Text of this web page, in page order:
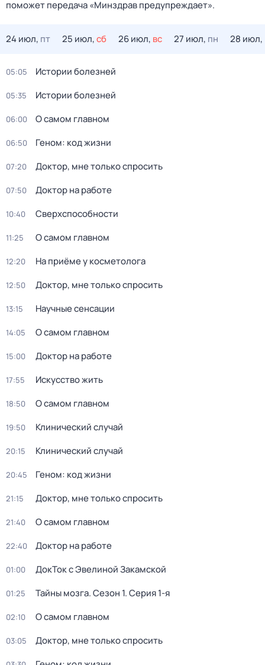
поможет передача «Минздрав предупреждает».
24 июл, пт 25 июл,сб 26 июл, вс 27 июл, пн 28 июл,
05:05 Истории болезней
05:35 Истории болезней
06:00 О самом главном
06:50 Геном: код жизни
07:20 Доктор, мне только спросить
07:50 Доктор на работе
10:40 Сверхспособности
11:25 О самом главном
12:20 На приёме у косметолога
12:50 Доктор, мне только спросить
13:15 Научные сенсации
14:05 О самом главном
15:00 Доктор на работе
17:55 Искусство жить
18:50 О самом главном
19:50 Клинический случай
20:15 Клинический случай
20:45 Геном: код жизни
21:15 Доктор, мне только спросить
21:40 О самом главном
22:40 Доктор на работе
01:00 ДокТок с Эвелиной Закамской
01:25 Тайны мозга. Сезон 1. Серия 1-я
02:10 О самом главном
03:05 Доктор, мне только спросить